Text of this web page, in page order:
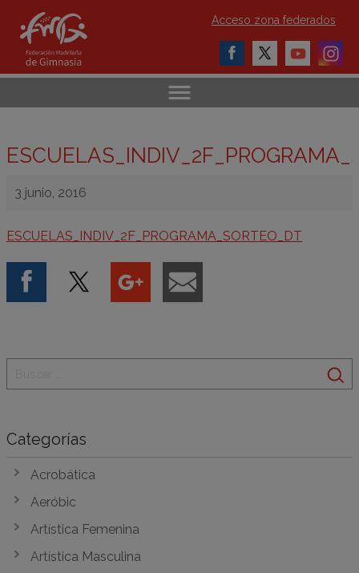
Acceso zona federados
3 junio, 2016
ESCUELAS_INDIV_2F_PROGRAMA_SORTEO_DT
Categorías
Acrobática
Aeróbic
Artística Femenina
Artística Masculina